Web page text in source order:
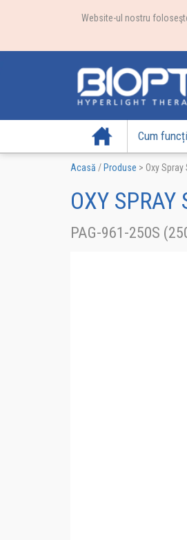
Website-ul nostru
Acasă Cum
Acasă / Produse > Oxy Spray
OXY SPRAY
PAG-961-250S